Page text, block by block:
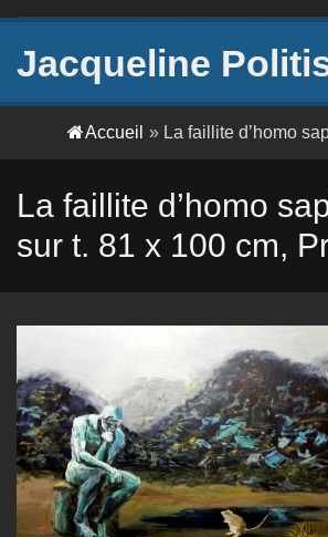
Jacqueline
Accueil » La faillite d’homo
La faillite d’homo
sur t. 81 x 100 cm,